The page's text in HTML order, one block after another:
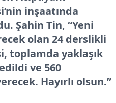
inşaatında
Şahin Tin, “Yeni
olan 24 derslikli
toplamda yaklaşık
ve 560
Hayırlı olsun.”